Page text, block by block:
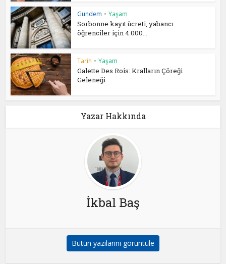
Gündem • Yaşam
Sorbonne kayıt ücreti, yabancı
öğrenciler için 4.000...
Tarih • Yaşam
Galette Des Rois: Kralların Çöreği
Geleneği
Yazar Hakkında
İkbal Baş
Bütün yazılarını görüntüle